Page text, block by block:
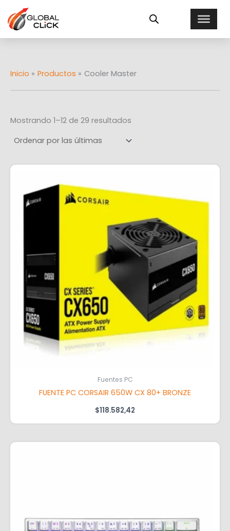
contenido
s
t
o
Inicio Productos Cooler Master
Mostrando 1–12 de 29 resultados
recientes
Fuentes PC
FUENTE PC CORSAIR 650W CX 80+ BRONZE
$118.582,42